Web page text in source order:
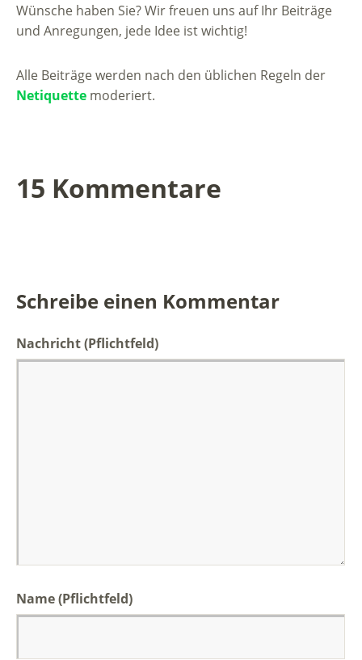
Wünsche haben Sie? Wir freuen uns auf Ihr Beiträge
und Anregungen, jede Idee ist wichtig!
Alle Beiträge werden nach den üblichen Regeln der
Netiquette moderiert.
15 Kommentare
Schreibe einen Kommentar
Nachricht(Pflichtfeld)
Name (Pflichtfeld)